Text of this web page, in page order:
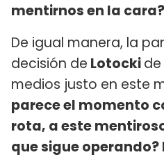
mentirnos en la cara?
De igual manera, la
decisión de Lotocki
medios justo en este
parece el momento
rota, a este
que sigue operando?